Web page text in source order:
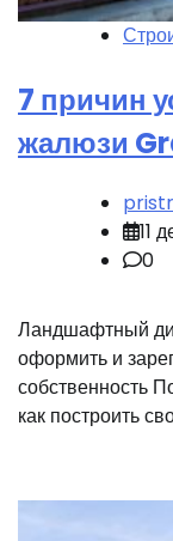
7 причин
жалюзи
11
0
Ландшафтный
оформить и
собственность
как построить